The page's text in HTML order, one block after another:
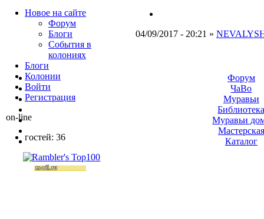
04/09/2017 - 20:21 »
Новое на сайте
Форум
Блоги
События в
колониях
Блоги
Колонии
Войти
Peгиcтpaция
on-line
гостей: 36
Форум
ЧаВо
Муравьи
Муравьи
Мастерская
Каталог